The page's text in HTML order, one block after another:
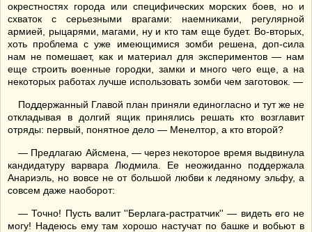
окрестностях города или специфических морских боев, но и
схваток с серьезными врагами: наемниками, регулярной
армией, рыцарями, магами, ну и кто там еще будет. Во-вторых,
хоть проблема с уже имеющимися зомби решена, доп-сила
нам не помешает, как и материал для экспериментов — нам
еще строить военные городки, замки и много чего еще, а на
некоторых работах лучше использовать зомби чем заготовок. —
Поддержанный Главой план приняли единогласно и тут же не
откладывая в долгий ящик принялись решать кто возглавит
отряды: первый, понятное дело — Менелтор, а кто второй?
— Предлагаю Айсмена, — через некоторое время выдвинула
кандидатуру варвара Людмила. Ее неожиданно поддержала
Анариэль, но вовсе не от большой любви к ледяному эльфу, а
совсем даже наоборот:
— Точно! Пусть валит ''Берлага-растратчик'' — видеть его не
могу! Надеюсь ему там хорошо настучат по башке и вобьют в